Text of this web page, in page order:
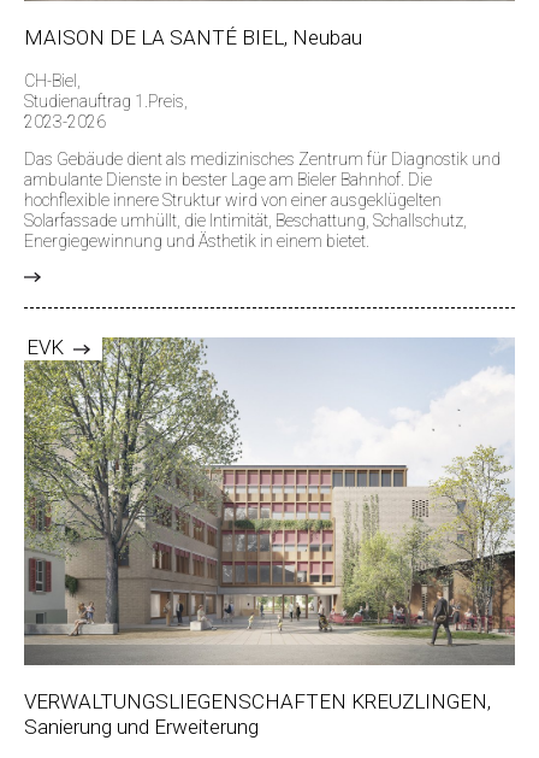
MAISON DE LA SANTÉ BIEL, Neubau
CH-Biel,
Studienauftrag 1.Preis,
2023-2026
Das Gebäude dient als medizinisches Zentrum für Diagnostik und
ambulante Dienste in bester Lage am Bieler Bahnhof. Die
hochflexible innere Struktur wird von einer ausgeklügelten
Solarfassade umhüllt, die Intimität, Beschattung, Schallschutz,
Energiegewinnung und Ästhetik in einem bietet.
EVK
VERWALTUNGSLIEGENSCHAFTEN KREUZLINGEN,
Sanierung und Erweiterung